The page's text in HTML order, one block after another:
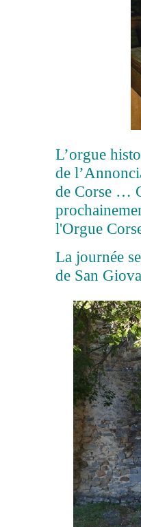
L’orgue
de
de Corse …
l'Orgue
La journée
de San